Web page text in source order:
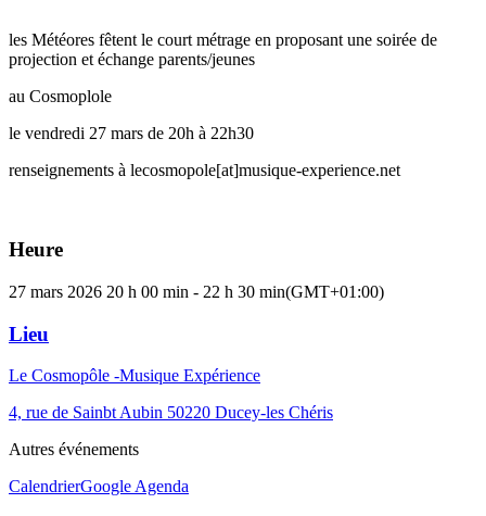
les Météores fêtent le court métrage en proposant une soirée de
projection et échange parents/jeunes
au Cosmoplole
le vendredi 27 mars de 20h à 22h30
renseignements à lecosmopole[at]musique-experience.net
Heure
27 mars 2026 20 h 00 min - 22 h 30 min(GMT+01:00)
Lieu
Le Cosmopôle -Musique Expérience
4, rue de Sainbt Aubin 50220 Ducey-les Chéris
Autres événements
CalendrierGoogle Agenda